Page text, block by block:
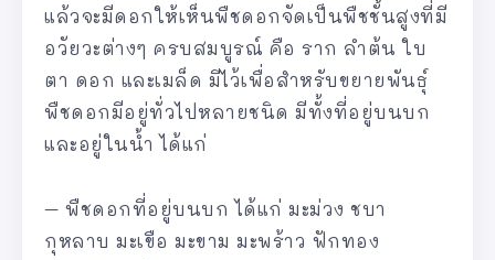
แล้วจะมีดอกให้เห็นพืชดอกจัดเป็นพืชชั้นสูงที่มี
อวัยวะต่างๆ ครบสมบูรณ์ คือ ราก ลำต้น ใบ
ตา ดอก และเมล็ด มีไว้เพื่อสำหรับขยายพันธุ์
พืชดอกมีอยู่ทั่วไปหลายชนิด มีทั้งที่อยู่บนบก
และอยู่ในน้ำ ได้แก่
– พืชดอกที่อยู่บนบก ได้แก่ มะม่วง ชบา
กุหลาบ มะเขือ มะขาม มะพร้าว ฟักทอง